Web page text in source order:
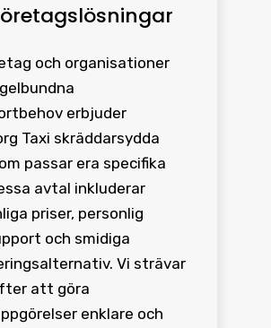
och organisationer
erbjuder
Taxi skräddarsydda
passar era specifika
avtal inkluderar
priser, personlig
och smidiga
Vi strävar
att göra
enklare och